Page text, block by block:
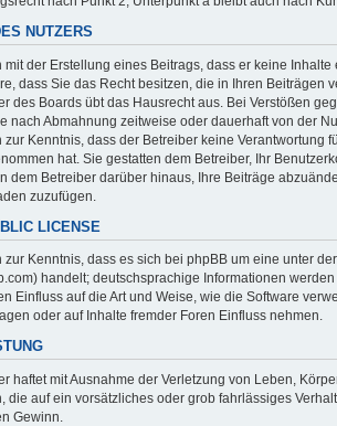
NUTZERS
mit der Erstellung eines Beitrags, dass er keine
dass Sie das Recht besitzen, die in Ihren Beiträgen
des Boards übt das Hausrecht aus. Bei Verstößen
nach Abmahnung zeitweise oder dauerhaft von der
zur Kenntnis, dass der Betreiber keine Verantwortung
hat. Sie gestatten dem Betreiber, Ihr
dem Betreiber darüber hinaus, Ihre Beiträge
zuzufügen.
LICENSE
zur Kenntnis, dass es sich bei phpBB um eine unter der
handelt; deutschsprachige Informationen
Einfluss auf die Art und Weise, wie die Software
oder auf Inhalte fremder Foren Einfluss nehmen.
haftet mit Ausnahme der Verletzung von Leben,
die auf ein vorsätzliches oder grob fahrlässiges
Gewinn.